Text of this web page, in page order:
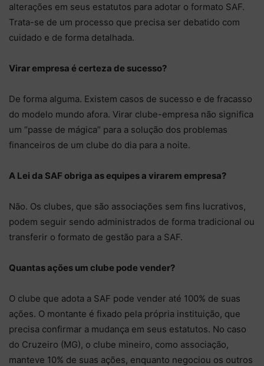
alterações em seus estatutos para adotar o formato SAF.
Trata-se de um processo que precisa ser debatido com
cuidado e de forma detalhada.
Virar empresa é certeza de sucesso?
De forma alguma. Existem casos de sucesso e de fracasso
do modelo mundo afora. Virar clube-empresa não significa
um “passe de mágica” para a solução dos problemas
financeiros de um clube do dia para a noite.
A Lei da SAF obriga as equipes a virarem empresa?
Não. Os clubes, que são associações sem fins lucrativos,
podem seguir sendo administrados de forma tradicional ou
transferir o formato de gestão para a SAF.
Quantas ações um clube pode vender?
O clube que adota a SAF pode vender até 100% de suas
ações. O montante é fixado pela própria instituição, que
precisa confirmar a mudança em seus estatutos. No caso
do Cruzeiro (MG), o clube mineiro, como associação,
manteve 10% de suas ações, enquanto negociou os outros